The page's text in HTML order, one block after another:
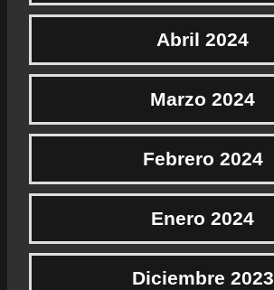
Abril 2024
Marzo 2024
Febrero 2024
Enero 2024
Diciembre 2023